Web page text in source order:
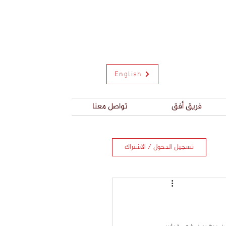
English
فريق أفق تواصل معنا
تسجيل الدخول / الاشتراك